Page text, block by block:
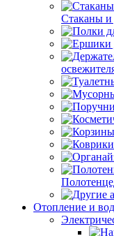
Стаканы и
Отопление и